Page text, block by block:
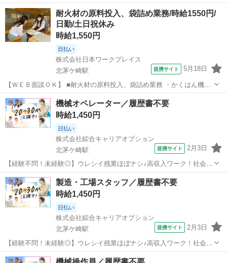
経験をつもう！／履歴書不要 ■お仕事PR ≪無理なく働ける≫ 場合に
よってはお願いすることもありますが、 残業はほとんどナシ！ 制服が
あると毎日の服選びに悩ま...
神奈川 茅ヶ崎市 北茅ケ崎駅 工場
耐火材の原料投入、袋詰め業務/時給1550円/
日勤/土日祝休み
時給1,550円
日払い
株式会社日本ワークプレイス
北茅ケ崎駅
提携サイト 5月18日
【ＷＥＢ面談ＯＫ】 ■耐火材の原料投入、袋詰め業務 ・かくはん機に
原料の粉を手作業で投入する ・調合された耐火材が出てくる計量器の
上に袋をセット ・指定の量が入ったら閉じる（巾着みたいになってい
ます） ※防塵マスクを装着しま...
神奈川 茅ヶ崎市 北茅ケ崎駅 工場
機械オペレーター／履歴書不要
時給1,450円
日払い
株式会社綜合キャリアオプション
北茅ケ崎駅
提携サイト 2月3日
【経験不問！未経験◎】ウレシイ残業ほぼナシ♪高収入ワーク！社会人
経験をつもう！／履歴書不要 ■お仕事PR ≪無理なく働ける≫ 場合に
よってはお願いすることもありますが、 残業はほとんどナシ！ 制服が
あると毎日の服選びに悩ま...
神奈川 茅ヶ崎市 北茅ケ崎駅 工場
製造・工場スタッフ／履歴書不要
時給1,450円
日払い
株式会社綜合キャリアオプション
北茅ケ崎駅
提携サイト 2月3日
【経験不問！未経験◎】ウレシイ残業ほぼナシ♪高収入ワーク！社会人
経験をつもう！／履歴書不要 ■お仕事PR ≪無理なく働ける≫ 場合に
神奈川 茅ヶ崎市 北茅ケ崎駅 工場